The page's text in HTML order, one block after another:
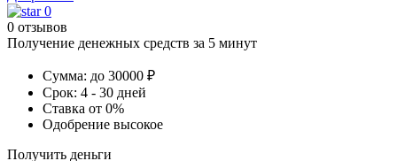
0
0 отзывов
Получение денежных средств за 5 минут
Сумма: до 30000 ₽
Срок: 4 - 30 дней
Ставка от 0%
Одобрение высокое
Получить деньги